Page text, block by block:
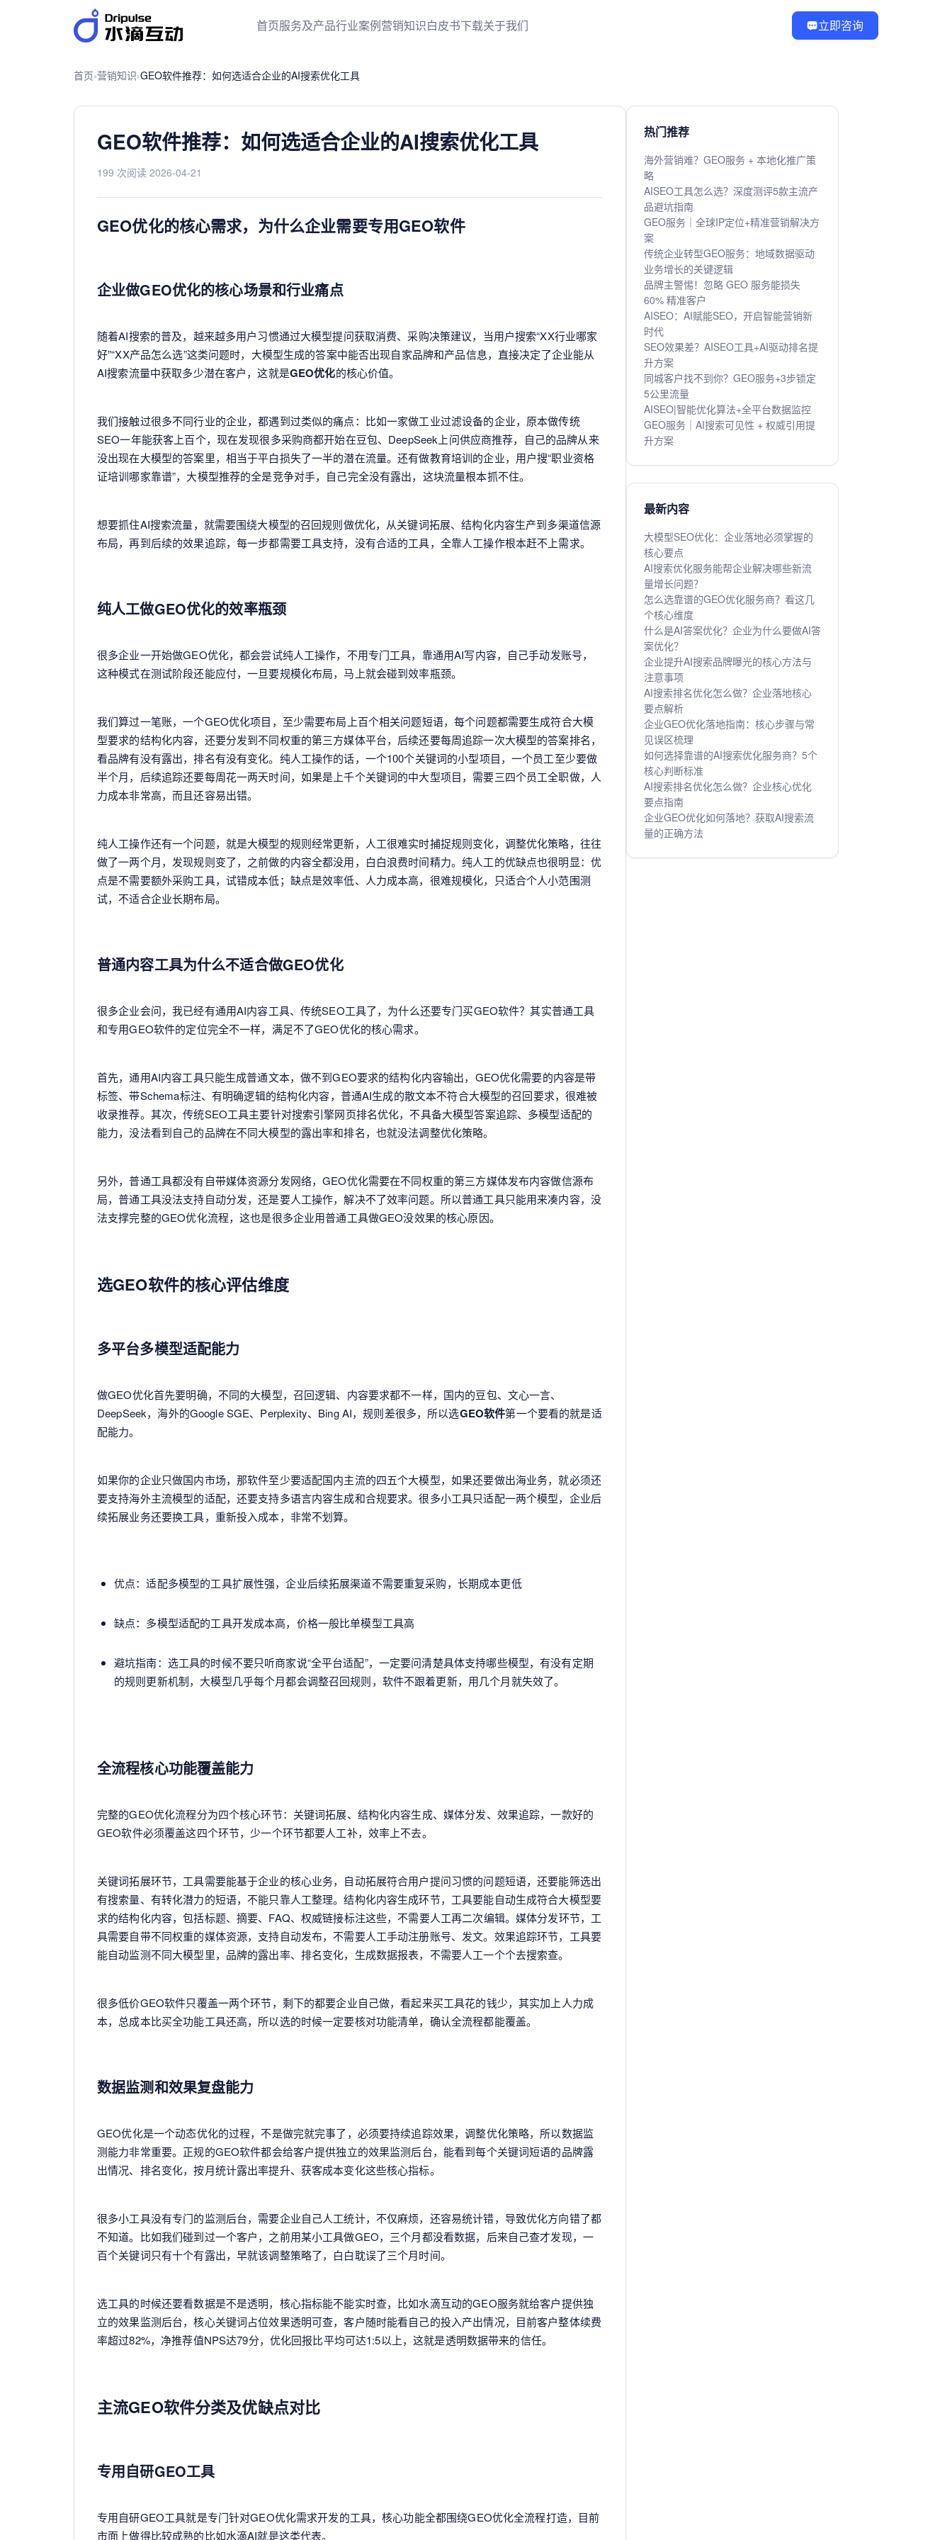
首页服务及产品行业案例营销知识白皮书下载关于我们 立即咨询
首页›营销知识›GEO软件推荐：如何选适合企业的AI搜索优化工具
GEO软件推荐：如何选适合企业的AI搜索优化工具
199 次阅读 2026-04-21
GEO优化的核心需求，为什么企业需要专用GEO软件
企业做GEO优化的核心场景和行业痛点
随着AI搜索的普及，越来越多用户习惯通过大模型提问获取消费、采购决策建议，当用户搜索“XX行业哪家
好”“XX产品怎么选”这类问题时，大模型生成的答案中能否出现自家品牌和产品信息，直接决定了企业能从
AI搜索流量中获取多少潜在客户，这就是GEO优化的核心价值。
我们接触过很多不同行业的企业，都遇到过类似的痛点：比如一家做工业过滤设备的企业，原本做传统
SEO一年能获客上百个，现在发现很多采购商都开始在豆包、DeepSeek上问供应商推荐，自己的品牌从来
没出现在大模型的答案里，相当于平白损失了一半的潜在流量。还有做教育培训的企业，用户搜“职业资格
证培训哪家靠谱”，大模型推荐的全是竞争对手，自己完全没有露出，这块流量根本抓不住。
想要抓住AI搜索流量，就需要围绕大模型的召回规则做优化，从关键词拓展、结构化内容生产到多渠道信源
布局，再到后续的效果追踪，每一步都需要工具支持，没有合适的工具，全靠人工操作根本赶不上需求。
纯人工做GEO优化的效率瓶颈
很多企业一开始做GEO优化，都会尝试纯人工操作，不用专门工具，靠通用AI写内容，自己手动发账号，
这种模式在测试阶段还能应付，一旦要规模化布局，马上就会碰到效率瓶颈。
我们算过一笔账，一个GEO优化项目，至少需要布局上百个相关问题短语，每个问题都需要生成符合大模
型要求的结构化内容，还要分发到不同权重的第三方媒体平台，后续还要每周追踪一次大模型的答案排名，
看品牌有没有露出，排名有没有变化。纯人工操作的话，一个100个关键词的小型项目，一个员工至少要做
半个月，后续追踪还要每周花一两天时间，如果是上千个关键词的中大型项目，需要三四个员工全职做，人
力成本非常高，而且还容易出错。
纯人工操作还有一个问题，就是大模型的规则经常更新，人工很难实时捕捉规则变化，调整优化策略，往往
做了一两个月，发现规则变了，之前做的内容全都没用，白白浪费时间精力。纯人工的优缺点也很明显：优
点是不需要额外采购工具，试错成本低；缺点是效率低、人力成本高，很难规模化，只适合个人小范围测
试，不适合企业长期布局。
普通内容工具为什么不适合做GEO优化
很多企业会问，我已经有通用AI内容工具、传统SEO工具了，为什么还要专门买GEO软件？其实普通工具
和专用GEO软件的定位完全不一样，满足不了GEO优化的核心需求。
首先，通用AI内容工具只能生成普通文本，做不到GEO要求的结构化内容输出，GEO优化需要的内容是带
标签、带Schema标注、有明确逻辑的结构化内容，普通AI生成的散文本不符合大模型的召回要求，很难被
收录推荐。其次，传统SEO工具主要针对搜索引擎网页排名优化，不具备大模型答案追踪、多模型适配的
能力，没法看到自己的品牌在不同大模型的露出率和排名，也就没法调整优化策略。
另外，普通工具都没有自带媒体资源分发网络，GEO优化需要在不同权重的第三方媒体发布内容做信源布
局，普通工具没法支持自动分发，还是要人工操作，解决不了效率问题。所以普通工具只能用来凑内容，没
法支撑完整的GEO优化流程，这也是很多企业用普通工具做GEO没效果的核心原因。
选GEO软件的核心评估维度
多平台多模型适配能力
做GEO优化首先要明确，不同的大模型，召回逻辑、内容要求都不一样，国内的豆包、文心一言、
DeepSeek，海外的Google SGE、Perplexity、Bing AI，规则差很多，所以选GEO软件第一个要看的就是适
配能力。
如果你的企业只做国内市场，那软件至少要适配国内主流的四五个大模型，如果还要做出海业务，就必须还
要支持海外主流模型的适配，还要支持多语言内容生成和合规要求。很多小工具只适配一两个模型，企业后
续拓展业务还要换工具，重新投入成本，非常不划算。
优点：适配多模型的工具扩展性强，企业后续拓展渠道不需要重复采购，长期成本更低
缺点：多模型适配的工具开发成本高，价格一般比单模型工具高
避坑指南：选工具的时候不要只听商家说“全平台适配”，一定要问清楚具体支持哪些模型，有没有定期
的规则更新机制，大模型几乎每个月都会调整召回规则，软件不跟着更新，用几个月就失效了。
全流程核心功能覆盖能力
完整的GEO优化流程分为四个核心环节：关键词拓展、结构化内容生成、媒体分发、效果追踪，一款好的
GEO软件必须覆盖这四个环节，少一个环节都要人工补，效率上不去。
关键词拓展环节，工具需要能基于企业的核心业务，自动拓展符合用户提问习惯的问题短语，还要能筛选出
有搜索量、有转化潜力的短语，不能只靠人工整理。结构化内容生成环节，工具要能自动生成符合大模型要
求的结构化内容，包括标题、摘要、FAQ、权威链接标注这些，不需要人工再二次编辑。媒体分发环节，工
具需要自带不同权重的媒体资源，支持自动发布，不需要人工手动注册账号、发文。效果追踪环节，工具要
能自动监测不同大模型里，品牌的露出率、排名变化，生成数据报表，不需要人工一个个去搜索查。
很多低价GEO软件只覆盖一两个环节，剩下的都要企业自己做，看起来买工具花的钱少，其实加上人力成
本，总成本比买全功能工具还高，所以选的时候一定要核对功能清单，确认全流程都能覆盖。
数据监测和效果复盘能力
GEO优化是一个动态优化的过程，不是做完就完事了，必须要持续追踪效果，调整优化策略，所以数据监
测能力非常重要。正规的GEO软件都会给客户提供独立的效果监测后台，能看到每个关键词短语的品牌露
出情况、排名变化，按月统计露出率提升、获客成本变化这些核心指标。
很多小工具没有专门的监测后台，需要企业自己人工统计，不仅麻烦，还容易统计错，导致优化方向错了都
不知道。比如我们碰到过一个客户，之前用某小工具做GEO，三个月都没看数据，后来自己查才发现，一
百个关键词只有十个有露出，早就该调整策略了，白白耽误了三个月时间。
选工具的时候还要看数据是不是透明，核心指标能不能实时查，比如水滴互动的GEO服务就给客户提供独
立的效果监测后台，核心关键词占位效果透明可查，客户随时能看自己的投入产出情况，目前客户整体续费
率超过82%，净推荐值NPS达79分，优化回报比平均可达1:5以上，这就是透明数据带来的信任。
主流GEO软件分类及优缺点对比
专用自研GEO工具
专用自研GEO工具就是专门针对GEO优化需求开发的工具，核心功能全都围绕GEO优化全流程打造，目前
市面上做得比较成熟的比如水滴AI就是这类代表。
热门推荐
海外营销难？GEO服务 + 本地化推广策
略
AISEO工具怎么选？深度测评5款主流产
品避坑指南
GEO服务｜全球IP定位+精准营销解决方
案
传统企业转型GEO服务：地域数据驱动
业务增长的关键逻辑
品牌主警惕！忽略 GEO 服务能损失
60% 精准客户
AISEO：AI赋能SEO，开启智能营销新
时代
SEO效果差？AISEO工具+AI驱动排名提
升方案
同城客户找不到你？GEO服务+3步锁定
5公里流量
AISEO|智能优化算法+全平台数据监控
GEO服务｜AI搜索可见性 + 权威引用提
升方案
最新内容
大模型SEO优化：企业落地必须掌握的
核心要点
AI搜索优化服务能帮企业解决哪些新流
量增长问题？
怎么选靠谱的GEO优化服务商？看这几
个核心维度
什么是AI答案优化？企业为什么要做AI答
案优化？
企业提升AI搜索品牌曝光的核心方法与
注意事项
AI搜索排名优化怎么做？企业落地核心
要点解析
企业GEO优化落地指南：核心步骤与常
见误区梳理
如何选择靠谱的AI搜索优化服务商？5个
核心判断标准
AI搜索排名优化怎么做？企业核心优化
要点指南
企业GEO优化如何落地？获取AI搜索流
量的正确方法